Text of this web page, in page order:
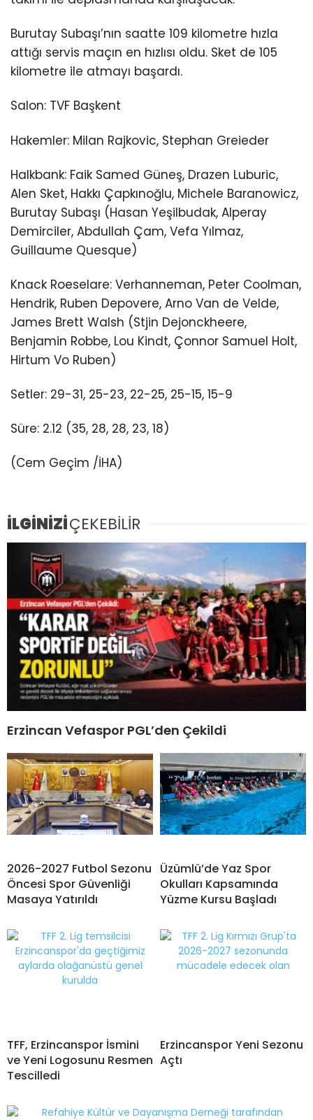
Burutay Subaşı’nın saatte 109 kilometre hızla
attığı servis maçın en hızlısı oldu. Sket de 105
kilometre ile atmayı başardı.
Salon: TVF Başkent
Hakemler: Milan Rajkovic, Stephan Greieder
Halkbank: Faik Samed Güneş, Drazen Luburic,
Alen Sket, Hakkı Çapkınoğlu, Michele Baranowicz,
Burutay Subaşı (Hasan Yeşilbudak, Alperay
Demirciler, Abdullah Çam, Vefa Yılmaz,
Guillaume Quesque)
Knack Roeselare: Verhanneman, Peter Coolman,
Hendrik, Ruben Depovere, Arno Van de Velde,
James Brett Walsh (Stjin Dejonckheere,
Benjamin Robbe, Lou Kindt, Çonnor Samuel Holt,
Hirtum Vo Ruben)
Setler: 29-31, 25-23, 22-25, 25-15, 15-9
Süre: 2.12 (35, 28, 28, 23, 18)
(Cem Geçim /İHA)
İLGİNİZİÇEKEBİLİR
Erzincan Vefaspor PGL’den Çekildi
2026-2027 Futbol Sezonu
Öncesi Spor Güvenliği
Masaya Yatırıldı
Üzümlü’de Yaz Spor
Okulları Kapsamında
Yüzme Kursu Başladı
TFF, Erzincanspor İsmini
ve Yeni Logosunu Resmen
Tescilledi
Erzincanspor Yeni Sezonu
Açtı